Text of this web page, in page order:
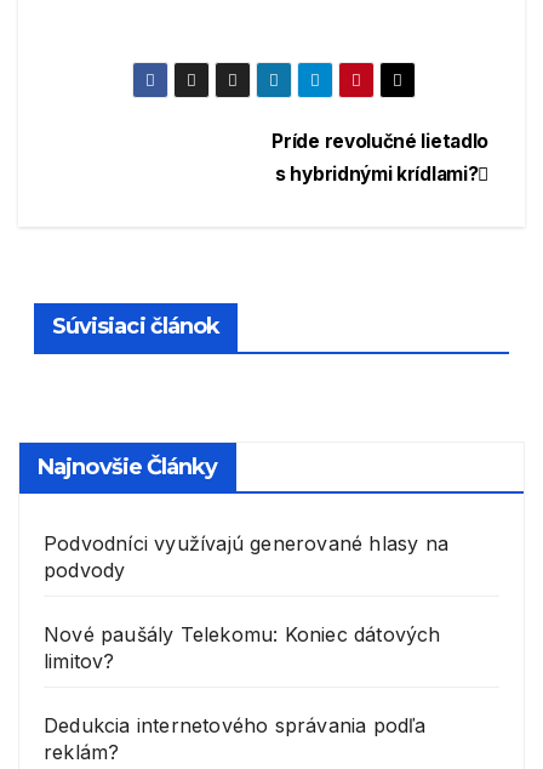
Príde revolučné lietadlo
s hybridnými krídlami?
Súvisiaci článok
Najnovšie Články
Podvodníci využívajú generované hlasy na
podvody
Nové paušály Telekomu: Koniec dátových
limitov?
Dedukcia internetového správania podľa
reklám?